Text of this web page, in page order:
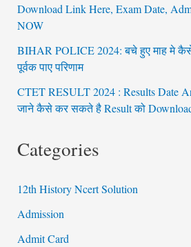
Download Link Here, Exam Date,
NOW
BIHAR POLICE 2024: बचे हुए माह मे
पूर्वक पाए परिणाम
CTET RESULT 2024 : Results Date
जाने कैसे कर सकते है Result को
Categories
12th History Ncert Solution
Admission
Admit Card